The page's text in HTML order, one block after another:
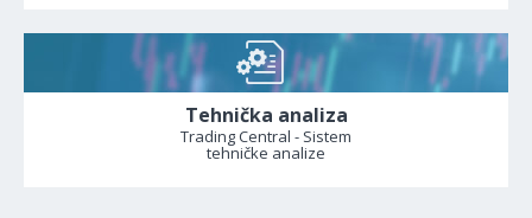
Tehnička analiza
Trading Central - Sistem
tehničke analize